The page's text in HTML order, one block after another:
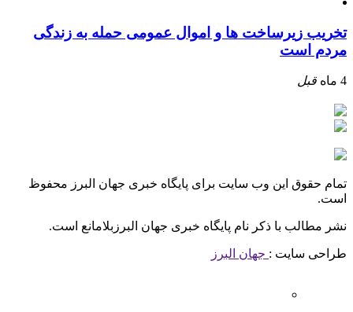
تخریب زیرساخت ها و اموال عمومی حمله به زندگی
مردم است
4 ماه قبل
تمام حقوق این وب سایت برای پایگاه خبری جهان البرز محفوظ
است.
نشر مطالب با ذکر نام پایگاه خبری جهان البرزبلامانع است.
طراحی سایت : جهان البرز